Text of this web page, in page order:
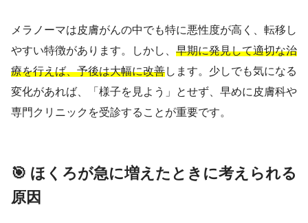
メラノーマは皮膚がんの中でも特に悪性度が高く、転移し
やすい特徴があります。しかし、 早期に発見して適切な治
療を行えば、予後は大幅に改善します。少しでも気になる
変化があれば、「様子を見よう」とせず、早めに皮膚科や
専門クリニックを受診することが重要です。
🎯 ほくろが急に増えたときに考えられる
原因